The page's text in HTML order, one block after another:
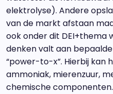
elektrolyse). Andere
van de markt afstaan
ook onder dit DEI+thema
denken valt aan
“power-to-x”. Hierbij kan
ammoniak, mierenzuur,
chemische componenten.